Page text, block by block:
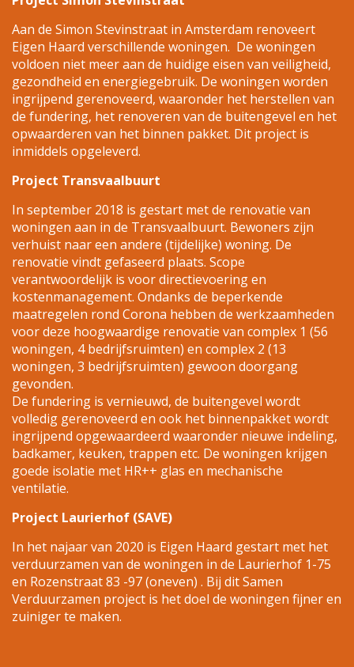
Aan de Simon Stevinstraat in Amsterdam renoveert
Eigen Haard verschillende woningen. De woningen
voldoen niet meer aan de huidige eisen van veiligheid,
gezondheid en energiegebruik. De woningen worden
ingrijpend gerenoveerd, waaronder het herstellen van
de fundering, het renoveren van de buitengevel en het
opwaarderen van het binnen pakket. Dit project is
inmiddels opgeleverd.
Project Transvaalbuurt
In september 2018 is gestart met de renovatie van
woningen aan in de Transvaalbuurt. Bewoners zijn
verhuist naar een andere (tijdelijke) woning. De
renovatie vindt gefaseerd plaats. Scope
verantwoordelijk is voor directievoering en
kostenmanagement. Ondanks de beperkende
maatregelen rond Corona hebben de werkzaamheden
voor deze hoogwaardige renovatie van complex 1 (56
woningen, 4 bedrijfsruimten) en complex 2 (13
woningen, 3 bedrijfsruimten) gewoon doorgang
gevonden.
De fundering is vernieuwd, de buitengevel wordt
volledig gerenoveerd en ook het binnenpakket wordt
ingrijpend opgewaardeerd waaronder nieuwe indeling,
badkamer, keuken, trappen etc. De woningen krijgen
goede isolatie met HR++ glas en mechanische
ventilatie.
Project Laurierhof (SAVE)
In het najaar van 2020 is Eigen Haard gestart met het
verduurzamen van de woningen in de Laurierhof 1-75
en Rozenstraat 83 -97 (oneven) . Bij dit Samen
Verduurzamen project is het doel de woningen fijner en
zuiniger te maken.